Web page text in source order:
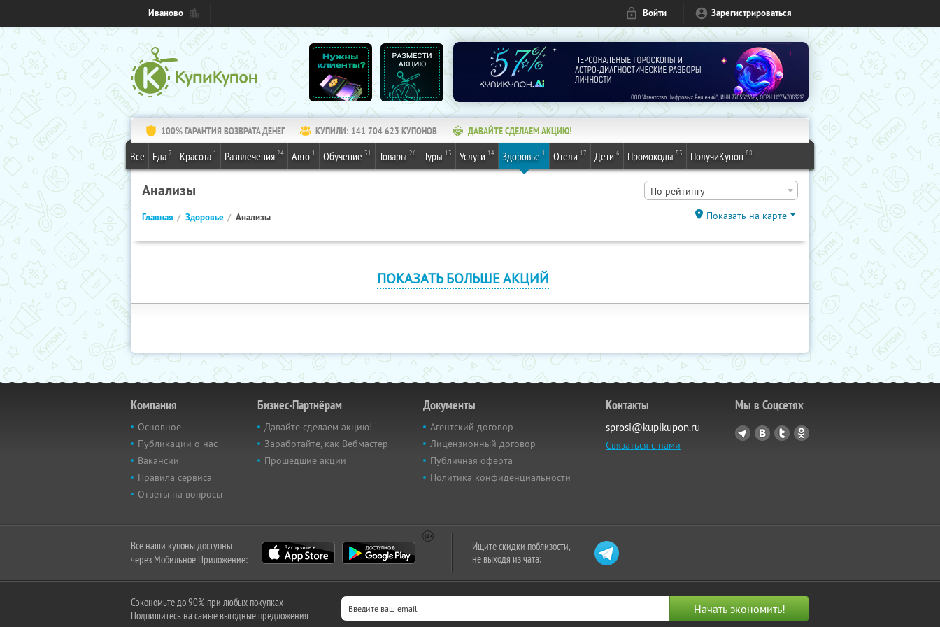
Иваново Войти Зарегистрироваться
100% ГАРАНТИЯ ВОЗВРАТА ДЕНЕГ КУПИЛИ: 141 704 623 КУПОНОВ ДАВАЙТЕ СДЕЛАЕМ АКЦИЮ!
Все Еда 7 Красота 1 Развлечения 24 Авто 1 Обучение 31 Товары 26 Туры 13 Услуги 14 Здоровье 1 Отели 17 Дети 6 Промокоды 53 ПолучиКупон 88
Анализы По рейтингу
Главная Здоровье Анализы Показать на карте
ПОКАЗАТЬ БОЛЬШЕ АКЦИЙ
Компания
Основное
Публикации о нас
Вакансии
Правила сервиса
Ответы на вопросы
Бизнес-Партнёрам
Давайте сделаем акцию!
Заработайте, как Вебмастер
Прошедшие акции
Документы
Агентский договор
Лицензионный договор
Публичная оферта
Политика конфиденциальности
Контакты
sprosi@kupikupon.ru
Связаться с нами
Мы в Соцсетях
Все наши купоны доступны
через Мобильное Приложение:
Ищите скидки поблизости,
не выходя из чата:
Сэкономьте до 90% при любых покупках
Подпишитесь на самые выгодные предложения